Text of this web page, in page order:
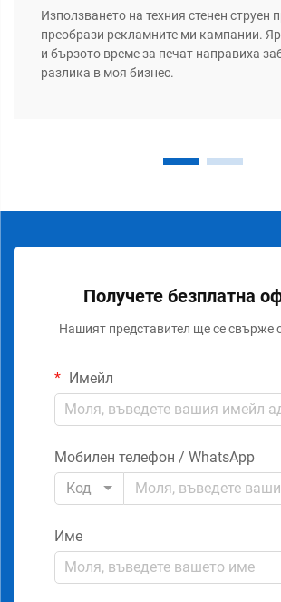
Използването на техния стенен струен
преобрази рекламните ми кампании.
и бързото време за печат направиха
разлика в моя бизнес.
Получете безплатна
Нашият представител ще се свърже
Имейл
Мобилен телефон / WhatsApp
Код
Име